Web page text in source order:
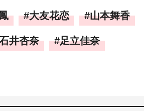
大友花恋 山本舞香
井杏奈 足立佳奈